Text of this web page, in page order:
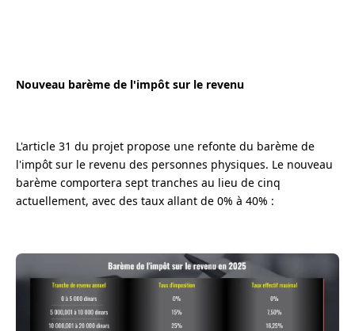
Nouveau barème de l'impôt sur le revenu
L'article 31 du projet propose une refonte du barème de
l'impôt sur le revenu des personnes physiques. Le nouveau
barème comportera sept tranches au lieu de cinq
actuellement, avec des taux allant de 0% à 40% :